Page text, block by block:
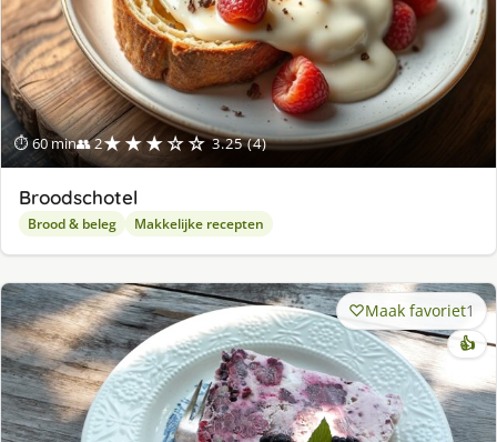
⏱ 60 min👥 2★★★☆☆ 3.25 (4)
Broodschotel
Brood & beleg Makkelijke recepten
Maak favoriet1
👍